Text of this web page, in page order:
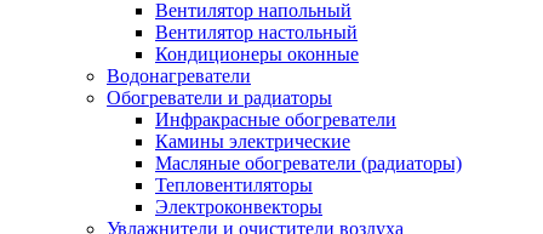
Вентилятор напольный
Вентилятор настольный
Кондиционеры оконные
Водонагреватели
Обогреватели и радиаторы
Инфракрасные обогреватели
Камины электрические
Масляные обогреватели (радиаторы)
Тепловентиляторы
Электроконвекторы
Увлажнители и очистители воздуха